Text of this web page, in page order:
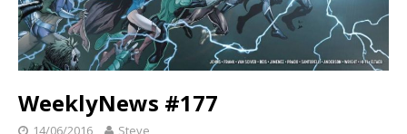
WeeklyNews #177
14/06/2016 Steve